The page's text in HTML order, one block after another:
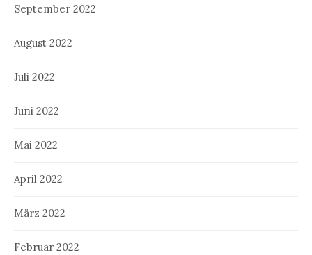
September 2022
August 2022
Juli 2022
Juni 2022
Mai 2022
April 2022
März 2022
Februar 2022